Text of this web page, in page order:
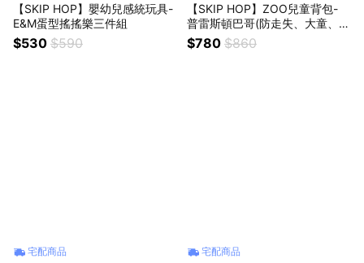
【SKIP HOP】嬰幼兒感統玩具-
E&M蛋型搖搖樂三件組
$530 $590
【SKIP HOP】ZOO兒童背包-
普雷斯頓巴哥(防走失、大童、幼
稚園各尺寸書包)
$780 $860
宅配商品 宅配商品